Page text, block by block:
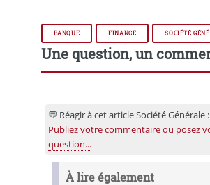
BANQUE FINANCE SOCIÉTÉ
Une question, un
💬 Réagir à cet article Société Générale
Publiez votre commentaire ou posez
question...
À lire également